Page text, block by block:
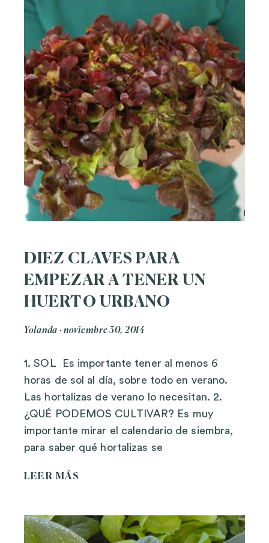
DIEZ CLAVES PARA
EMPEZAR A TENER UN
HUERTO URBANO
Yolanda noviembre 30, 2014
1. SOL Es importante tener al menos 6
horas de sol al día, sobre todo en verano.
Las hortalizas de verano lo necesitan. 2.
¿QUÉ PODEMOS CULTIVAR? Es muy
importante mirar el calendario de siembra,
para saber qué hortalizas se
LEER MÁS